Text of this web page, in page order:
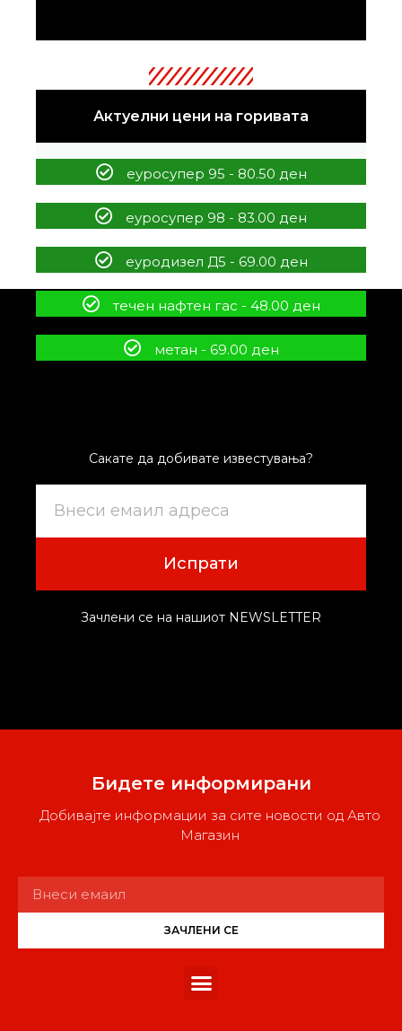
Актуелни цени на горивата
еуросупер 95 - 80.50 ден
еуросупер 98 - 83.00 ден
еуродизел Д5 - 69.00 ден
течен нафтен гас - 48.00 ден
метан - 69.00 ден
Сакате да добивате известувања?
Испрати
Зачлени се на нашиот NEWSLETTER
Бидете информирани
Добивајте информации за сите новости од Авто
Магазин
ЗАЧЛЕНИ СЕ